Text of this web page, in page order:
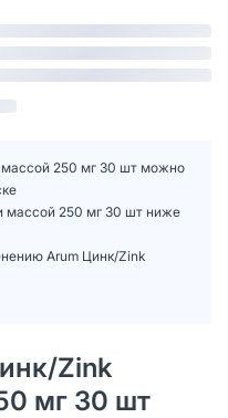
массой 250 мг 30 шт можно
массой 250 мг 30 шт ниже
Arum Цинк/Zink
Zink
мг 30 шт